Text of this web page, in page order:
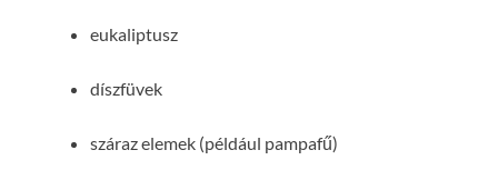
eukaliptusz
díszfüvek
száraz elemek (például pampafű)